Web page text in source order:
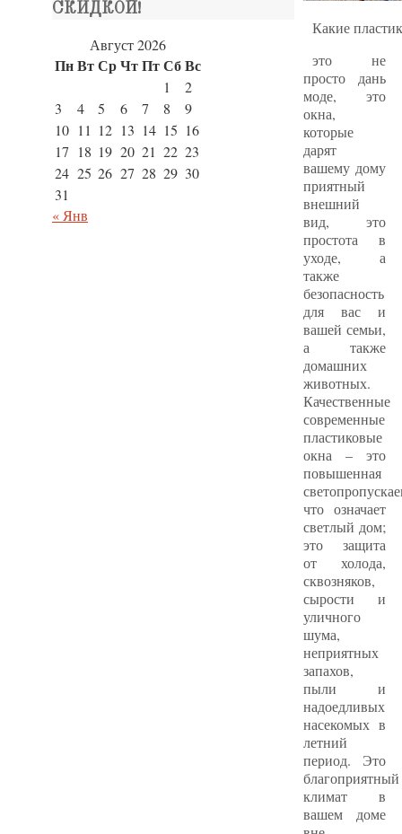
Какие
это не
просто дань
моде, это
окна,
которые
дарят
вашему дому
приятный
внешний
вид, это
простота в
уходе, а
также
безопасность
для вас и
вашей семьи,
а также
домашних
животных.
Качественные
современные
пластиковые
окна – это
повышенная
что означает
светлый дом;
это защита
от холода,
сквозняков,
сырости и
уличного
шума,
неприятных
запахов,
пыли и
надоедливых
насекомых в
летний
период. Это
благоприятный
климат в
вашем доме
СКИДКОЙ!
Август 2026
ПнВтСрЧтПтСбВс
1
2
3
4 5 6 7 8
9
10 11 12 13 14 15 16
17 18 19 20 21 22 23
24 25 26 27 28 29 30
31
« Янв